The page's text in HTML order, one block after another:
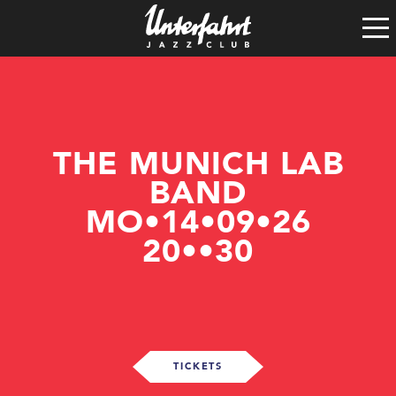
THE MUNICH LAB
BAND
MO•14•09•26
20••30
TICKETS